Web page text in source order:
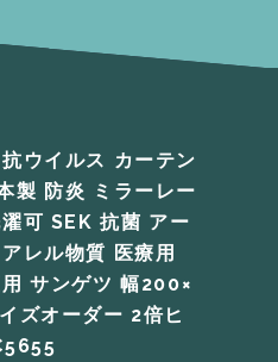
ウイルス カーテン
製 防炎 ミラーレー
可 SEK 抗菌 アー
レル物質 医療用
サンゲツ 幅200×
ズオーダー 2倍ヒ